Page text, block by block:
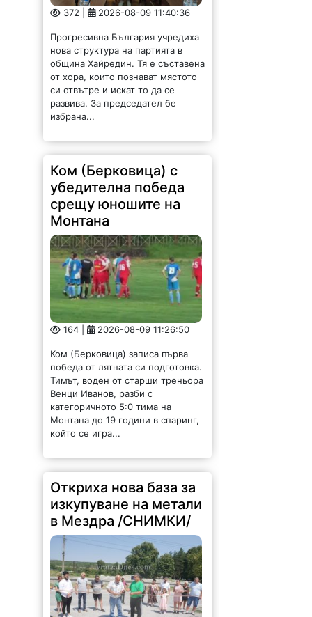
нова структура на партията в
община Хайредин. Тя е съставена
от хора, които познават мястото
си отвътре и искат то да се
развива. За председател бе
избрана...
Ком (Берковица) с
убедителна победа
срещу юношите на
Монтана
164 | 2026-08-09 11:26:50
Ком (Берковица) записа първа
победа от лятната си подготовка.
Тимът, воден от старши треньора
Венци Иванов, разби с
категоричното 5:0 тима на
Монтана до 19 години в спаринг,
който се игра...
Откриха нова база за
изкупуване на метали
в Мездра /СНИМКИ/
1641 | 2026-08-08 17:03:35
Днес официално бе открита нова